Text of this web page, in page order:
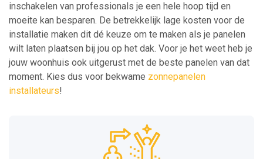
inschakelen van professionals je een hele hoop tijd en
moeite kan besparen. De betrekkelijk lage kosten voor de
installatie maken dit dé keuze om te maken als je panelen
wilt laten plaatsen bij jou op het dak. Voor je het weet heb je
jouw woonhuis ook uitgerust met de beste panelen van dat
moment. Kies dus voor bekwame zonnepanelen
installateurs!